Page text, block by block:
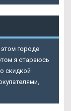
городе
я стараюсь
скидкой